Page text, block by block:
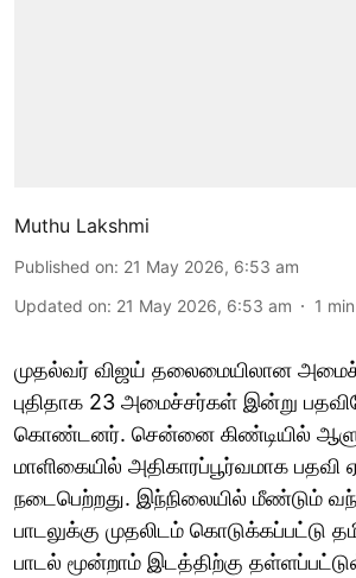
Muthu Lakshmi
Published on: 21 May 2026, 6:53 am
Updated on: 21 May 2026, 6:53 am 1
முதல்வர் விஜய் தலைமையிலான
புதிதாக 23 அமைச்சர்கள் இன்று
கொண்டனர். சென்னை கிண்டியில்
மாளிகையில் அதிகாரப்பூர்வமாக பதவி
நடைபெற்றது. இந்நிலையில் மீண்டும்
பாடலுக்கு முதலிடம் கொடுக்கப்பட்டு
பாடல் மூன்றாம் இடத்திற்கு